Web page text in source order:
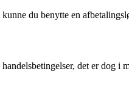
du benytte en
det er dog